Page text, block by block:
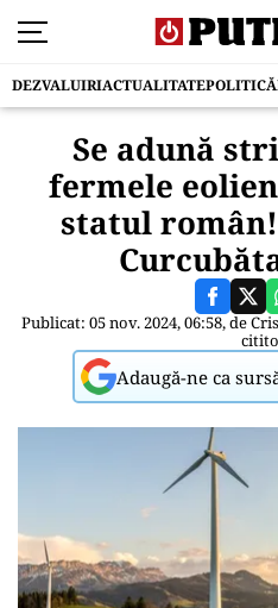
DEZVALUIRIACTUALITATEPOLITICĂ
Se adună
fermele
statul
Publicat: 05 nov. 2024, 06:58, de
Adaugă-ne ca